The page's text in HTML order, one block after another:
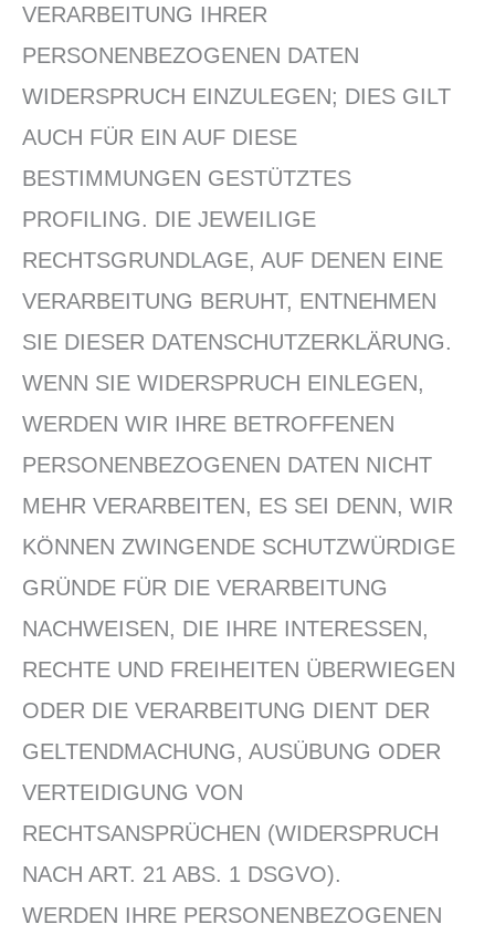
VERARBEITUNG IHRER
PERSONENBEZOGENEN DATEN
WIDERSPRUCH EINZULEGEN; DIES GILT
AUCH FÜR EIN AUF DIESE
BESTIMMUNGEN GESTÜTZTES
PROFILING. DIE JEWEILIGE
RECHTSGRUNDLAGE, AUF DENEN EINE
VERARBEITUNG BERUHT, ENTNEHMEN
SIE DIESER DATENSCHUTZERKLÄRUNG.
WENN SIE WIDERSPRUCH EINLEGEN,
WERDEN WIR IHRE BETROFFENEN
PERSONENBEZOGENEN DATEN NICHT
MEHR VERARBEITEN, ES SEI DENN, WIR
KÖNNEN ZWINGENDE SCHUTZWÜRDIGE
GRÜNDE FÜR DIE VERARBEITUNG
NACHWEISEN, DIE IHRE INTERESSEN,
RECHTE UND FREIHEITEN ÜBERWIEGEN
ODER DIE VERARBEITUNG DIENT DER
GELTENDMACHUNG, AUSÜBUNG ODER
VERTEIDIGUNG VON
RECHTSANSPRÜCHEN (WIDERSPRUCH
NACH ART. 21 ABS. 1 DSGVO).
WERDEN IHRE PERSONENBEZOGENEN